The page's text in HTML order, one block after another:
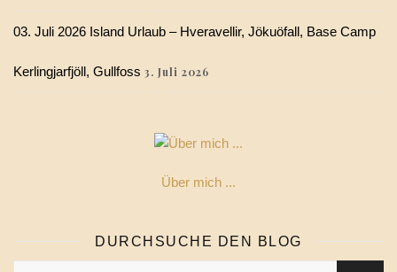
03. Juli 2026 Island Urlaub – Hveravellir, Jökuöfall, Base Camp
Kerlingjarfjöll, Gullfoss 3. Juli 2026
Über mich ...
DURCHSUCHE DEN BLOG